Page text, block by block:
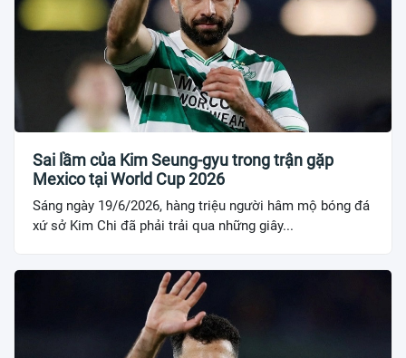
Sai lầm của Kim Seung-gyu trong trận gặp
Mexico tại World Cup 2026
Sáng ngày 19/6/2026, hàng triệu người hâm mộ bóng đá
xứ sở Kim Chi đã phải trải qua những giây...